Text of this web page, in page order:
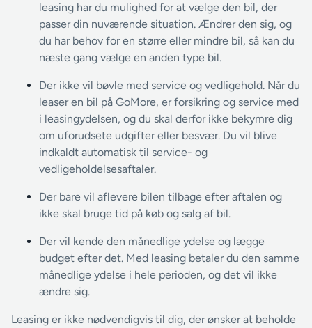
leasing har du mulighed for at vælge den bil, der
passer din nuværende situation. Ændrer den sig, og
du har behov for en større eller mindre bil, så kan du
næste gang vælge en anden type bil.
Der ikke vil bøvle med service og vedligehold. Når du
leaser en bil på GoMore, er forsikring og service med
i leasingydelsen, og du skal derfor ikke bekymre dig
om uforudsete udgifter eller besvær. Du vil blive
indkaldt automatisk til service- og
vedligeholdelsesaftaler.
Der bare vil aflevere bilen tilbage efter aftalen og
ikke skal bruge tid på køb og salg af bil.
Der vil kende den månedlige ydelse og lægge
budget efter det. Med leasing betaler du den samme
månedlige ydelse i hele perioden, og det vil ikke
ændre sig.
Leasing er ikke nødvendigvis til dig, der ønsker at beholde